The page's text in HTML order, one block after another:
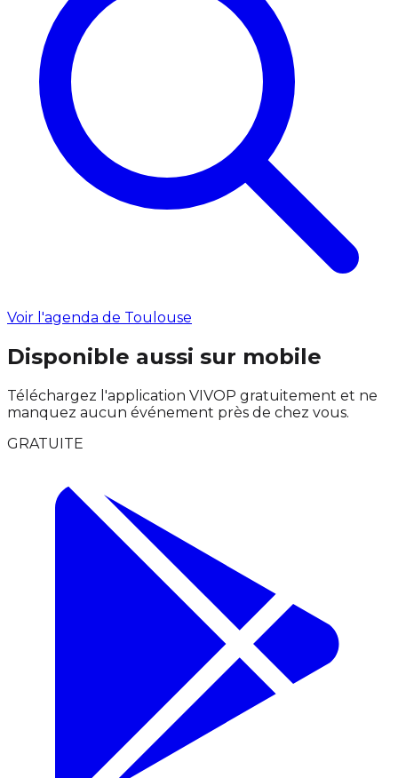
Voir l'agenda de Toulouse
Disponible aussi sur mobile
Téléchargez l'application VIVOP gratuitement et ne
manquez aucun événement près de chez vous.
GRATUITE